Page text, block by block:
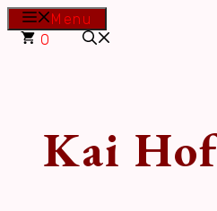
Hop
Menu
0
Kai